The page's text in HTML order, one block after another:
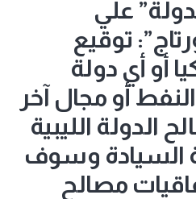
علي
توقيع
أو أي دولة
أو مجال آخر
الدولة الليبية
السيادة وسوف
مصالح